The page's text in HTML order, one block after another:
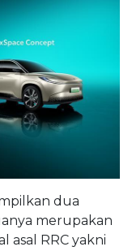
dua
merupakan
asal RRC yakni